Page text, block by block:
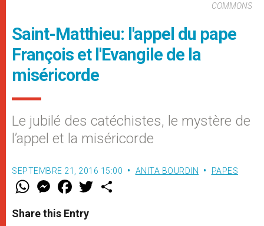
COMMONS
Saint-Matthieu: l'appel du pape
François et l'Evangile de la
miséricorde
Le jubilé des catéchistes, le mystère de
l’appel et la miséricorde
SEPTEMBRE 21, 2016 15:00 ANITA BOURDIN PAPES
W
t
s
M
e
s
e
F
a
e
b
w
Share this Entry